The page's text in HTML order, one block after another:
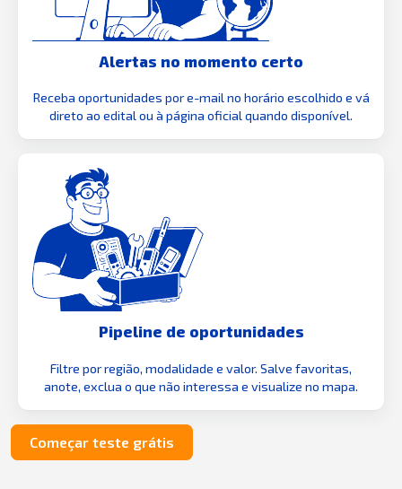
Alertas no momento certo
Receba oportunidades por e-mail no horário escolhido e vá
direto ao edital ou à página oficial quando disponível.
Pipeline de oportunidades
Filtre por região, modalidade e valor. Salve favoritas,
anote, exclua o que não interessa e visualize no mapa.
Começar teste grátis